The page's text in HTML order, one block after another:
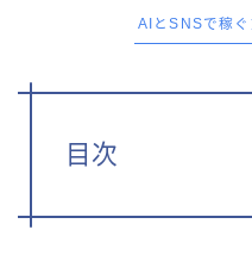
AIとSNSで稼
目次